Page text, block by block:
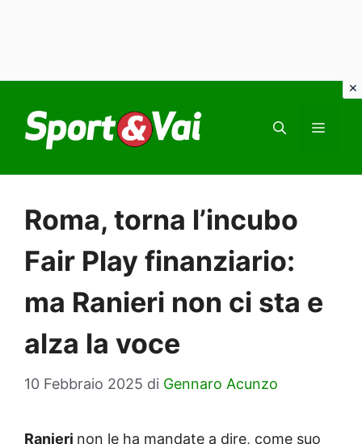
contenuto
Roma, torna l’incubo
Fair Play finanziario:
ma Ranieri non ci sta e
alza la voce
10 Febbraio 2025 di Gennaro Acunzo
Ranieri non le ha mandate a dire, come suo